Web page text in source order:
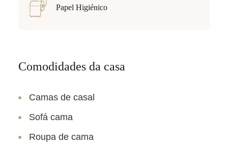
Papel Higiénico
Comodidades da casa
Camas de casal
Sofá cama
Roupa de cama